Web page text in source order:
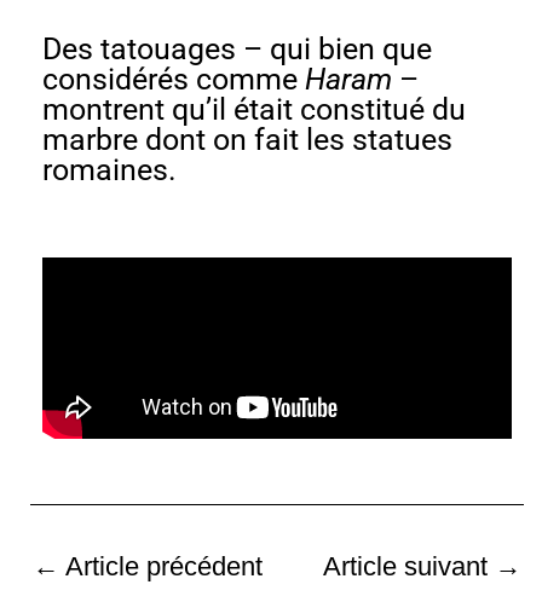
Des tatouages – qui bien que
considérés comme Haram –
montrent qu’il était constitué du
marbre dont on fait les statues
romaines.
← Article précédent Article suivant →